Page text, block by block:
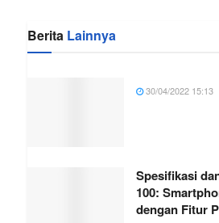
Berita Lainnya
30/04/2022 15:13
Spesifikasi
100:
dengan Fitur